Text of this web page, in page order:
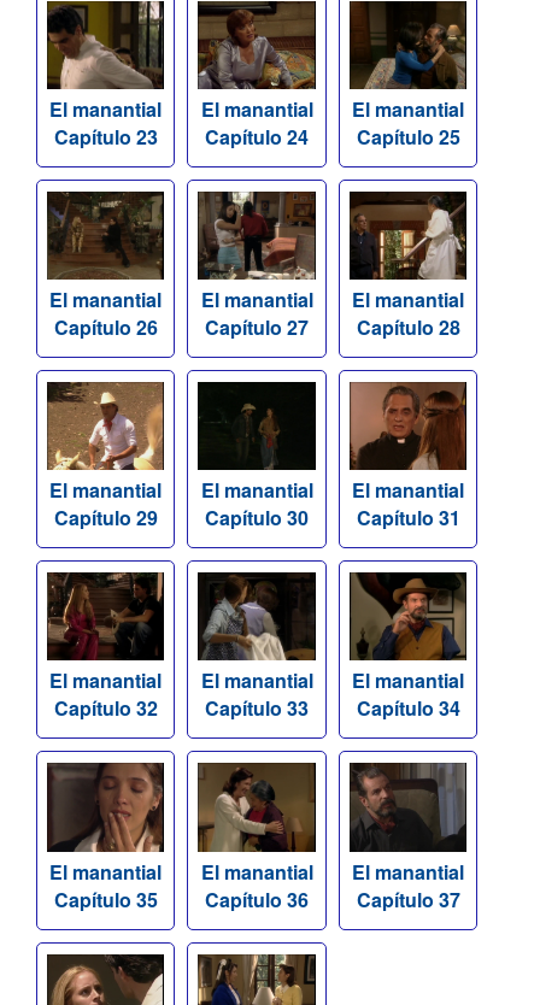
El manantial
Capítulo 23
El manantial
Capítulo 24
El manantial
Capítulo 25
El manantial
Capítulo 26
El manantial
Capítulo 27
El manantial
Capítulo 28
El manantial
Capítulo 29
El manantial
Capítulo 30
El manantial
Capítulo 31
El manantial
Capítulo 32
El manantial
Capítulo 33
El manantial
Capítulo 34
El manantial
Capítulo 35
El manantial
Capítulo 36
El manantial
Capítulo 37